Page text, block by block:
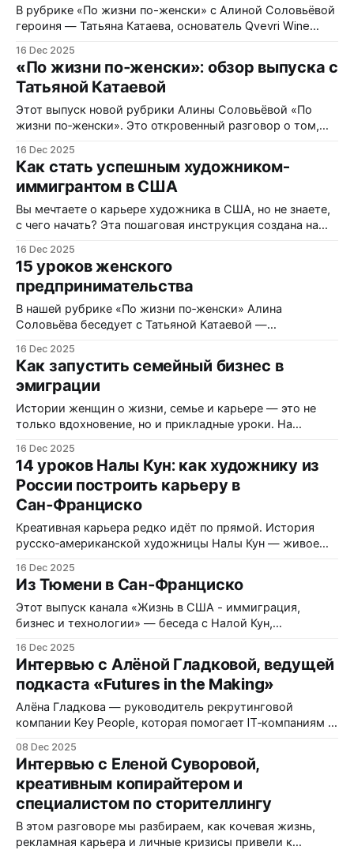
успешный бизнес в США. Шаг 1 Получите
профессиональное образование Фундамент успеха
В рубрике «По жизни по-женски» с Алиной Соловьёвой
героиня — Татьяна Катаева, основатель Qvevri Wine
Johnson — делится своим путём: переездом в США,
стартом семейного бизнеса по импорту грузинского
вина, решением трудностей миграции и честным
разговором о поиске нового направления в жизни.
16 Dec 2025
«По жизни по‑женски»: обзор выпуска с
Татьяной Катаевой
Этот выпуск новой рубрики Алины Соловьёвой «По
жизни по‑женски». Это откровенный разговор о том,
бизнес в другой стране. Гостья — Татьяна Катаева,
основатель Qvevri Wine Georgia и маркетолог с опытом
в Johnson & Johnson, — делится своим маршрутом от «я
не материал предпринимателя» до
16 Dec 2025
Как стать успешным художником-
иммигрантом в США
Вы мечтаете о карьере художника в США, но не знаете,
с чего начать? Эта пошаговая инструкция создана на
художницы Налы Кун из Сан‑Франциско. Она прошла
путь от арт-директора ночных клубов в Тюмени до
независимой художницы с запатентованной техникой
живописи, успешными выставками в США
16 Dec 2025
15 уроков женского
предпринимательства
В нашей рубрике «По жизни по‑женски» Алина
Соловьёва беседует с Татьяной Катаевой —
ивент-менеджером с опытом работы в Johnson &
Johnson. Это история о переезде в США во время
беременности, запуске семейного бизнеса на новом
рынке, разлуке с ребёнком, выгорании и честном
поиске
16 Dec 2025
Как запустить семейный бизнес в
эмиграции
Истории женщин о жизни, семье и карьере — это не
только вдохновение, но и прикладные уроки. На
Georgia, маркетолога и ивент-менеджера с опытом в
Johnson & Johnson, разбираем, как в эмиграции создать
семейный бизнес с нуля, пройти через страх, разделить
роли в паре и
16 Dec 2025
14 уроков Налы Кун: как художнику из
России построить карьеру в
Сан‑Франциско
Креативная карьера редко идёт по прямой. История
русско‑американской художницы Налы Кун — живое
клубами в Тюмени до запатентованной техники
живописи, переезда в США по визе талантов и
успешных продаж в Сан‑Франциско. Ниже — 15
практических инсайтов из её пути для художников,
16 Dec 2025
Из Тюмени в Сан‑Франциско
Этот выпуск канала «Жизнь в США - иммиграция,
бизнес и технологии» — беседа с Налой Кун,
Она создала и запатентовала собственную технику
масляной живописи Twill Art, оформила визу талантов
(O‑1) и построила устойчивую карьеру независимого
художника в США. Разговор — о трансформации из
арт‑директора ночных
16 Dec 2025
Интервью с Алёной Гладковой, ведущей
подкаста «Futures in the Making»
Алёна Гладкова — руководитель рекрутинговой
компании Key People, которая помогает IT‑компаниям в
ведущая подкаста про эмиграцию и лидерство и
выпускница программы Stanford LEAD. В разговоре с
Сергеем Коноваловым она рассказывает, почему не все
мечтают именно о США, как пережить социальную
08 Dec 2025
Интервью с Еленой Суворовой,
креативным копирайтером и
специалистом по сторителлингу
В этом разговоре мы разбираем, как кочевая жизнь,
рекламная карьера и личные кризисы привели к